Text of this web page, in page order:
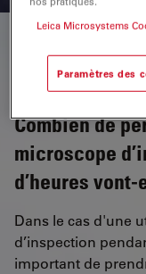
Combien de
microscope
d’heures vont-
Dans le cas d'une
d’inspection
important de
Leica Microsystems
Paramètres des